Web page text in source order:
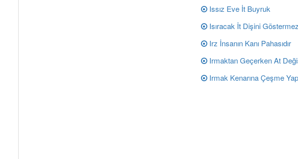
Issız Eve İt Buyruk
Isıracak İt Dişini Göstermez
Irz İnsanın Kanı Pahasıdır
Irmaktan Geçerken At
Irmak Kenarına Çeşme